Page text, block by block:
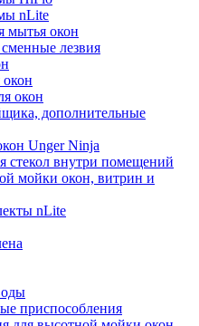
nLite
мытья окон
лезвия
окон
дополнительные
Unger Ninja
стекол внутри помещений
мойки окон, витрин и
nLite
приспособления